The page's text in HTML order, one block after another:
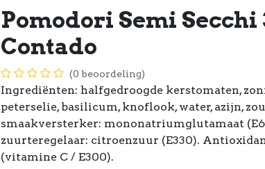
Pomodori Semi Secchi
Contado
(0 beoordeling)
Ingrediënten: halfgedroogde kerstomaten,
peterselie, basilicum, knoflook, water, azijn,
smaakversterker: mononatriumglutamaat
zuurteregelaar: citroenzuur (E330).
(vitamine C / E300).